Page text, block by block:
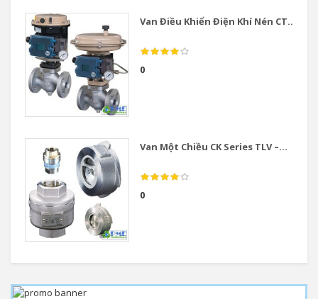
Van Điều Khiển Điện Khí Nén CT...
0
Van Một Chiều CK Series TLV –...
0